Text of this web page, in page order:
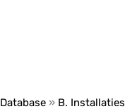
Database» B. Installaties